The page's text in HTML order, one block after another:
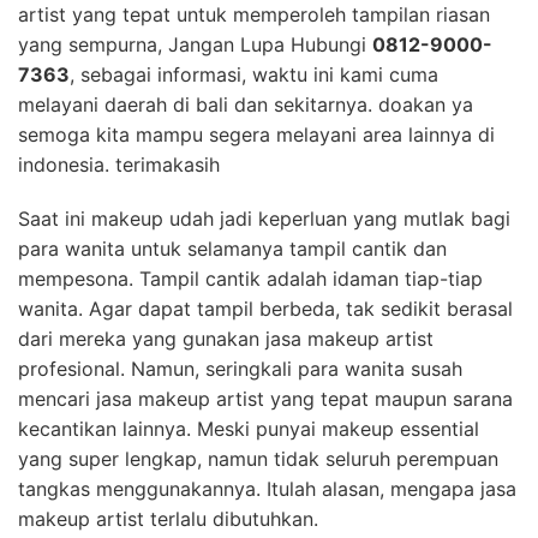
artist yang tepat untuk memperoleh tampilan riasan
yang sempurna, Jangan Lupa Hubungi 0812-9000-
7363, sebagai informasi, waktu ini kami cuma
melayani daerah di bali dan sekitarnya. doakan ya
semoga kita mampu segera melayani area lainnya di
indonesia. terimakasih
Saat ini makeup udah jadi keperluan yang mutlak bagi
para wanita untuk selamanya tampil cantik dan
mempesona. Tampil cantik adalah idaman tiap-tiap
wanita. Agar dapat tampil berbeda, tak sedikit berasal
dari mereka yang gunakan jasa makeup artist
profesional. Namun, seringkali para wanita susah
mencari jasa makeup artist yang tepat maupun sarana
kecantikan lainnya. Meski punyai makeup essential
yang super lengkap, namun tidak seluruh perempuan
tangkas menggunakannya. Itulah alasan, mengapa jasa
makeup artist terlalu dibutuhkan.